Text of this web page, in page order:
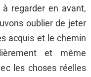
regarder en avant,
oublier de jeter
acquis et le chemin
et même
les choses réelles